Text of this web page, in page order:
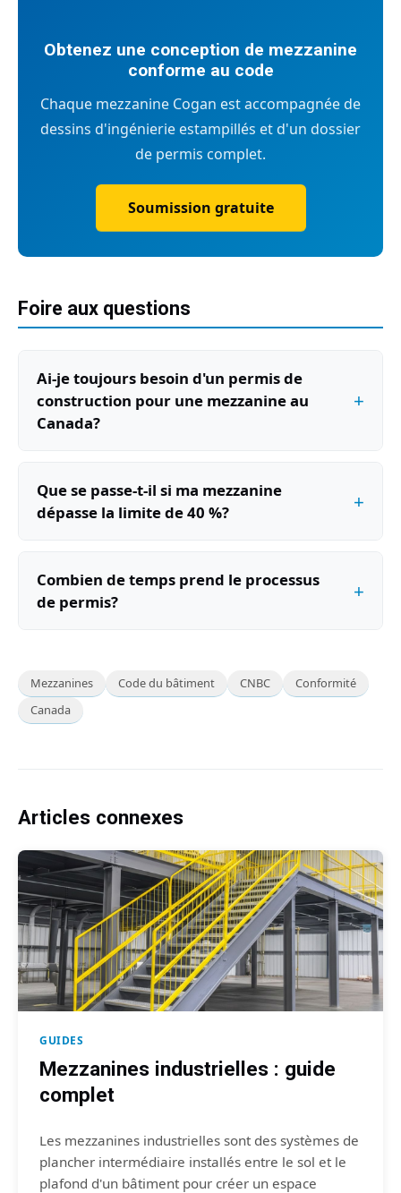
Obtenez une conception de mezzanine
conforme au code
Chaque mezzanine Cogan est accompagnée de
dessins d'ingénierie estampillés et d'un dossier
de permis complet.
Soumission gratuite
Foire aux questions
Ai-je toujours besoin d'un permis de
construction pour une mezzanine au
Canada?
Que se passe-t-il si ma mezzanine
dépasse la limite de 40 %?
Combien de temps prend le processus
de permis?
Mezzanines Code du bâtiment CNBC
Conformité
Canada
Articles connexes
GUIDES
Mezzanines industrielles : guide
complet
Les mezzanines industrielles sont des systèmes de
plancher intermédiaire installés entre le sol et le
plafond d'un bâtiment pour créer un espace